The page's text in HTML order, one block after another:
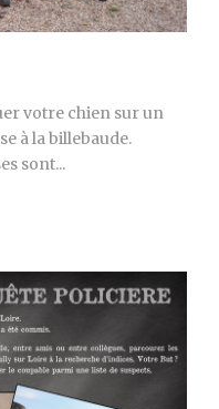
votre chien sur un
à la billebaude.
sont...